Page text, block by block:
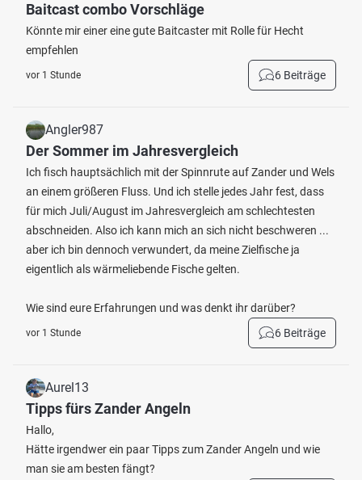
Baitcast combo Vorschläge
Könnte mir einer eine gute Baitcaster mit Rolle für Hecht
empfehlen
vor 1 Stunde 6 Beiträge
Angler987
Der Sommer im Jahresvergleich
Ich fisch hauptsächlich mit der Spinnrute auf Zander und Wels
an einem größeren Fluss. Und ich stelle jedes Jahr fest, dass
für mich Juli/August im Jahresvergleich am schlechtesten
abschneiden. Also ich kann mich an sich nicht beschweren ...
aber ich bin dennoch verwundert, da meine Zielfische ja
eigentlich als wärmeliebende Fische gelten.
Wie sind eure Erfahrungen und was denkt ihr darüber?
vor 1 Stunde 6 Beiträge
Aurel13
Tipps fürs Zander Angeln
Hallo,
Hätte irgendwer ein paar Tipps zum Zander Angeln und wie
man sie am besten fängt?